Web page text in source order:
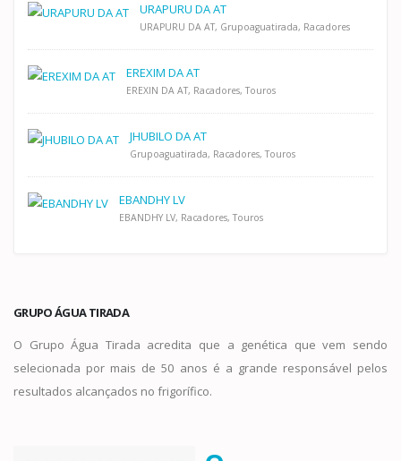
URAPURU DA AT
URAPURU DA AT, Grupoaguatirada, Racadores
EREXIM DA AT
EREXIN DA AT, Racadores, Touros
JHUBILO DA AT
Grupoaguatirada, Racadores, Touros
EBANDHY LV
EBANDHY LV, Racadores, Touros
GRUPO ÁGUA TIRADA
O Grupo Água Tirada acredita que a genética que vem sendo
selecionada por mais de 50 anos é a grande responsável pelos
resultados alcançados no frigorífico.